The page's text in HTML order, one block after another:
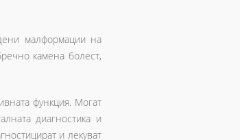
малформации на
камена болест,
функция. Могат
диагностика и
и лекуват